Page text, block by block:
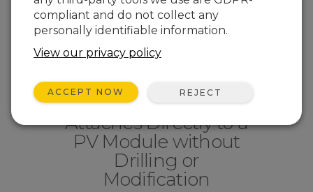
Attaches Directly to a
PV Module without
Drilling or
Modification
compliant and do not collect any
personally identifiable information.
View our privacy policy
ACCEPT NOW REJECT